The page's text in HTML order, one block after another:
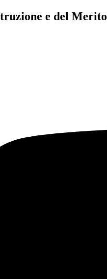
e del Merito